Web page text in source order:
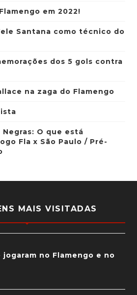
em 2022!
Santana como técnico do
dos 5 gols contra
na zaga do Flamengo
Negras: O que está
Fla x São Paulo / Pré-
MAIS VISITADAS
jogaram no Flamengo e no